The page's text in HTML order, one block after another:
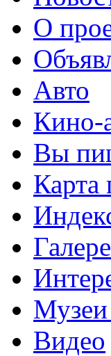
О
Авто
Кино-
Вы
Карта
Музеи
Видео